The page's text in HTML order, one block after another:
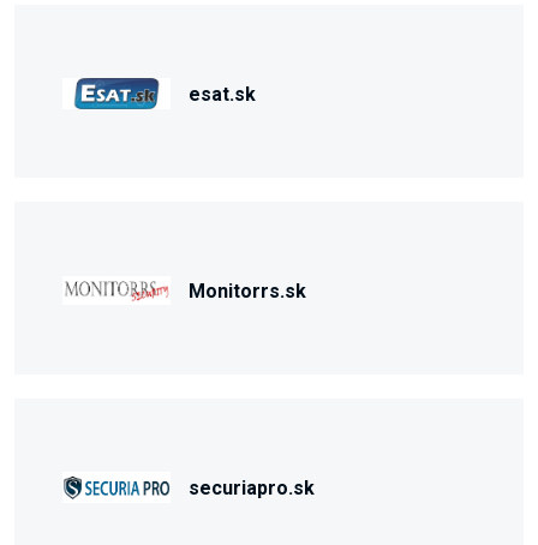
esat.sk
Monitorrs.sk
securiapro.sk